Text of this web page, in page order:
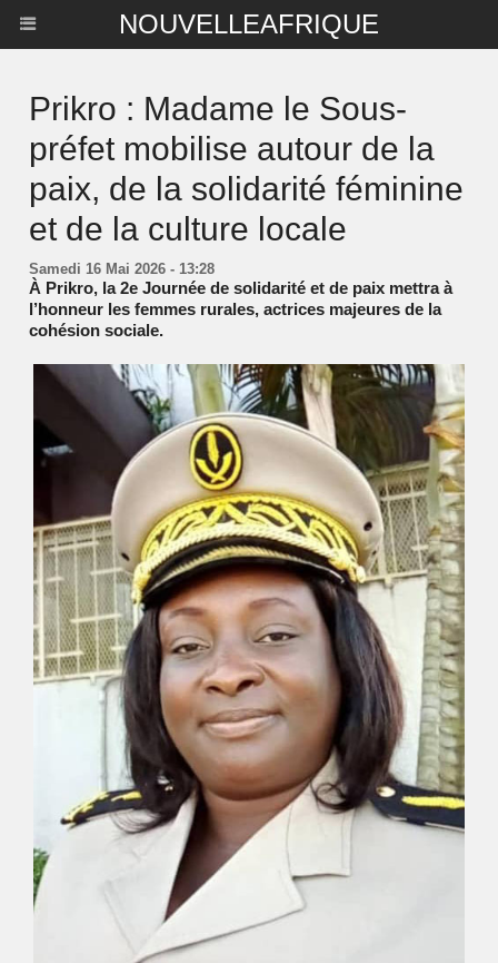
NOUVELLEAFRIQUE
Prikro : Madame le Sous-
préfet mobilise autour de la
paix, de la solidarité féminine
et de la culture locale
Samedi 16 Mai 2026 - 13:28
À Prikro, la 2e Journée de solidarité et de paix mettra à
l’honneur les femmes rurales, actrices majeures de la
cohésion sociale.